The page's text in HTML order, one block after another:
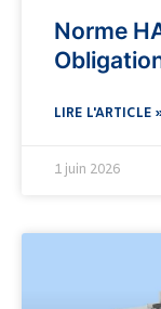
Norme
LIRE L'ARTICLE
1 juin 2026